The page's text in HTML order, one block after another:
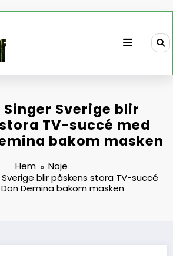
Singer Sverige blir
TV-succé med
bakom masken
Hem
Nöje
blir påskens stora TV-succé
Demina bakom masken